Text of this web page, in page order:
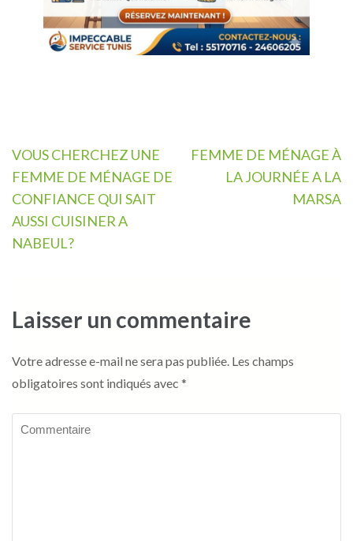
Navigation
de
l’article
VOUS CHERCHEZ UNE
FEMME DE MÉNAGE DE
CONFIANCE QUI SAIT
AUSSI CUISINER A
NABEUL?
FEMME DE MÉNAGE À
LA JOURNÉE A LA
MARSA
Laisser un commentaire
Votre adresse e-mail ne sera pas publiée. Les champs
obligatoires sont indiqués avec *
Commentaire